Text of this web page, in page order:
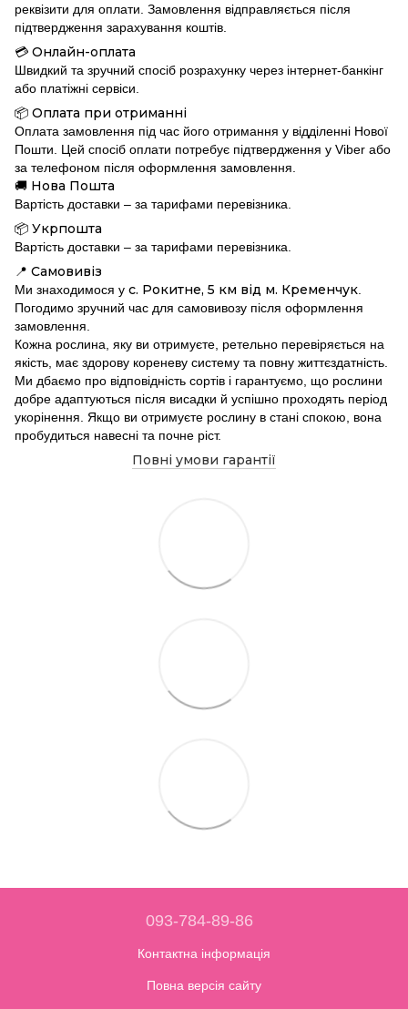
реквізити для оплати. Замовлення відправляється після
підтвердження зарахування коштів.
💳 Онлайн-оплата
Швидкий та зручний спосіб розрахунку через інтернет-банкінг
або платіжні сервіси.
📦 Оплата при отриманні
Оплата замовлення під час його отримання у відділенні Нової
Пошти. Цей спосіб оплати потребує підтвердження у Viber або
за телефоном після оформлення замовлення.
🚚 Нова Пошта
Вартість доставки – за тарифами перевізника.
📦 Укрпошта
Вартість доставки – за тарифами перевізника.
📍 Самовивіз
Ми знаходимося у с. Рокитне, 5 км від м. Кременчук
Погодимо зручний час для самовивозу після оформлення
замовлення.
Кожна рослина, яку ви отримуєте, ретельно перевіряється на
якість, має здорову кореневу систему та повну життєздатність.
Ми дбаємо про відповідність сортів і гарантуємо, що рослини
добре адаптуються після висадки й успішно проходять період
укорінення. Якщо ви отримуєте рослину в стані спокою, вона
пробудиться навесні та почне ріст.
Повні умови гарантії
093-784-89-86
Контактна інформація
Повна версія сайту